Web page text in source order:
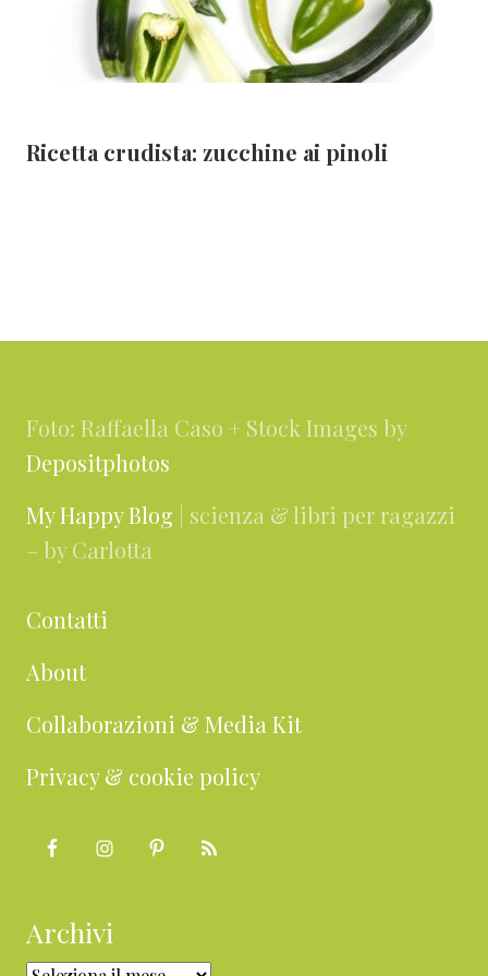
Ricetta crudista: zucchine ai pinoli
Foto: Raffaella Caso + Stock Images by
Depositphotos
My Happy Blog | scienza & libri per ragazzi
– by Carlotta
Contatti
About
Collaborazioni & Media Kit
Privacy & cookie policy
Archivi